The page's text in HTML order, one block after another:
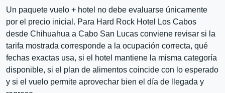
Un paquete vuelo + hotel no debe evaluarse únicamente
por el precio inicial. Para Hard Rock Hotel Los Cabos
desde Chihuahua a Cabo San Lucas conviene revisar si la
tarifa mostrada corresponde a la ocupación correcta, qué
fechas exactas usa, si el hotel mantiene la misma categoría
disponible, si el plan de alimentos coincide con lo esperado
y si el vuelo permite aprovechar bien el día de llegada y